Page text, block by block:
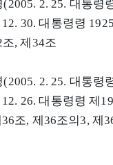
2. 25. 대통령
30. 대통령령
, 제34조
2. 25. 대통령
26. 대통령령 제
조, 제36조의3, 제